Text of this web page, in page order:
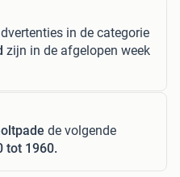
in de categorie
zijn in de afgelopen week
de volgende
tot 1960.